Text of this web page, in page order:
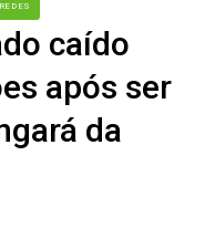
caído
após ser
da